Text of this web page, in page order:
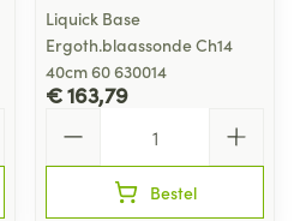
Liquick Base
Ergoth.blaassonde Ch14
40cm 60 630014
€ 163,79
Bestel